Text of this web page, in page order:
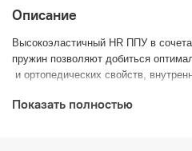
Описание
Высокоэластичный HR ППУ в
пружин позволяют добиться
и ортопедических свойств,
при деформации
Показать полностью